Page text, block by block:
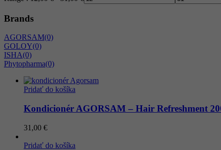
Brands
AGORSAM(0)
GOLOY(0)
ISHA(0)
Phytopharma(0)
Pridať do košíka
Kondicionér AGORSAM – Hair Refreshment
31,00 €
Pridať do košíka